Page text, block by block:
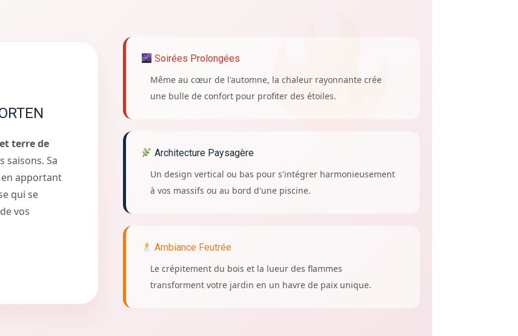
terre de
saisons. Sa
apportant
qui se
vos
Soirées Prolongées
Même au cœur de l'automne, la chaleur rayonnante crée
une bulle de confort pour profiter des étoiles.
Architecture Paysagère
Un design vertical ou bas pour s'intégrer harmonieusement
à vos massifs ou au bord d'une piscine.
Ambiance Feutrée
Le crépitement du bois et la lueur des flammes
transforment votre jardin en un havre de paix unique.